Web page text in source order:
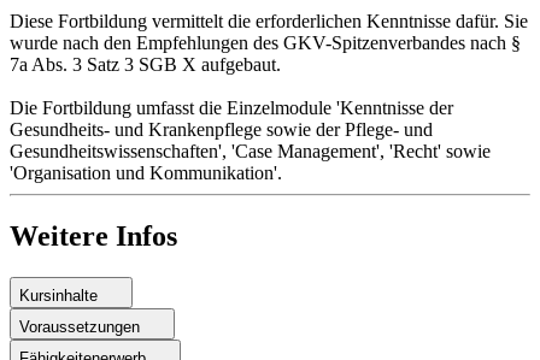
Diese Fortbildung vermittelt die erforderlichen Kenntnisse dafür. Sie
wurde nach den Empfehlungen des GKV-Spitzenverbandes nach §
7a Abs. 3 Satz 3 SGB X aufgebaut.
Die Fortbildung umfasst die Einzelmodule 'Kenntnisse der
Gesundheits- und Krankenpflege sowie der Pflege- und
Gesundheitswissenschaften', 'Case Management', 'Recht' sowie
'Organisation und Kommunikation'.
Weitere Infos
Kursinhalte
Voraussetzungen